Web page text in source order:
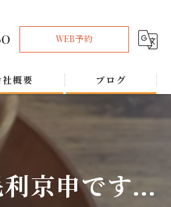
WEB予約
社概要 ブログ
京申です...